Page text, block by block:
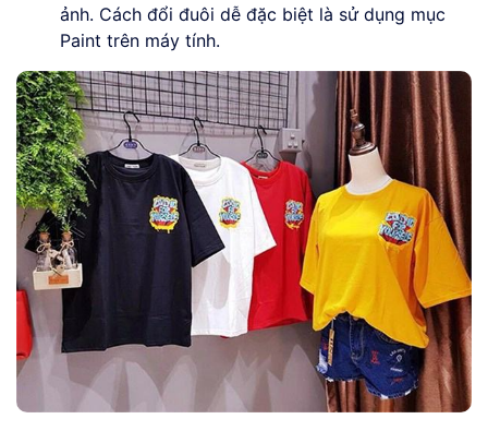
ảnh. Cách đổi đuôi dễ đặc biệt là sử dụng mục
Paint trên máy tính.